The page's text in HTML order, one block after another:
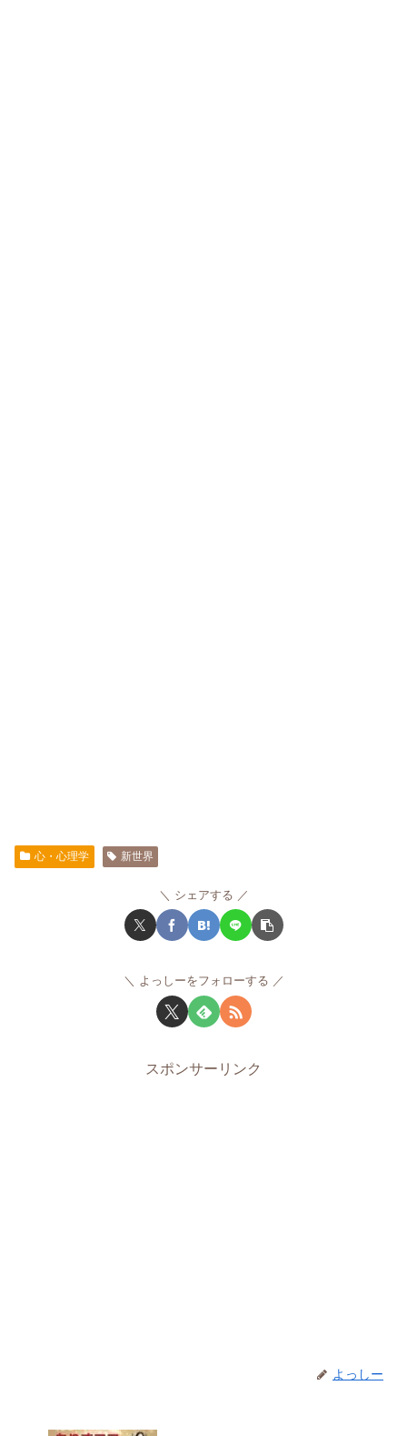
心・心理学 新世界
シェアする
よっしーをフォローする
スポンサーリンク
よっしー